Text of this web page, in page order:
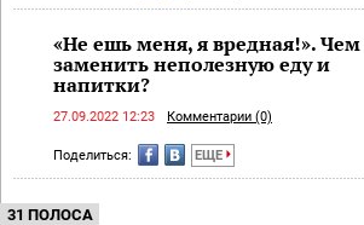
«Не ешь меня, я вредная!». Чем
заменить неполезную еду и
напитки?
27.09.2022 12:23 Комментарии (0)
Поделиться: ЕЩЕ
31 ПОЛОСА